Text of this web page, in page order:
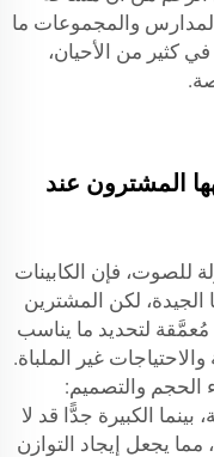
والمجموعات ما
كثير من الأحيان،
المشترون عند
للصوت، فإن الكابينات
الجيدة، لكن المشترين
لتحديد ما يناسب
غير الملباة.
الحجم والتصميم:
بينما الكبيرة جدًّا قد لا
يجعل إيجاد التوازن